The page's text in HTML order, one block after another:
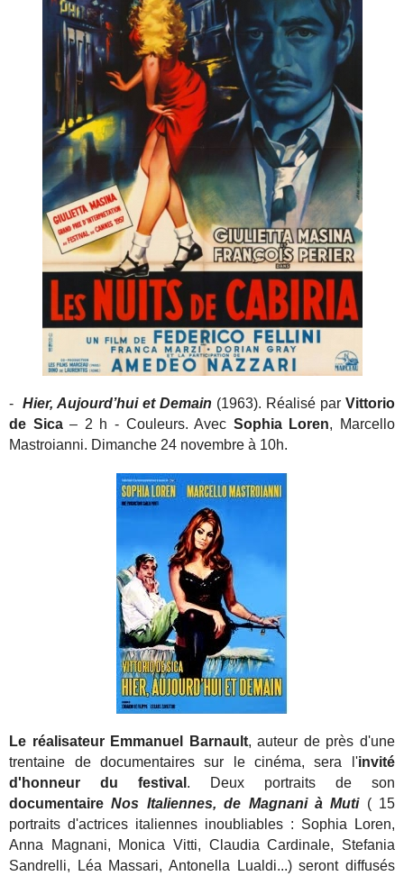
-Hier, Aujourd’hui et Demain (1963). Réalisé par Vittorio
de Sica– 2 h - Couleurs. Avec Sophia Loren, Marcello
Mastroianni. Dimanche 24 novembre à 10h.
Le réalisateurEmmanuel Barnault, auteur de près d'une
trentaine de documentaires sur le cinéma, sera l'invité
d'honneur du festival . Deux portraits de son
documentaireNos Italiennes, de Magnani à Muti( 15
portraits d'actrices italiennes inoubliables : Sophia Loren,
Anna Magnani, Monica Vitti, Claudia Cardinale, Stefania
Sandrelli, Léa Massari, Antonella Lualdi...) seront diffusés